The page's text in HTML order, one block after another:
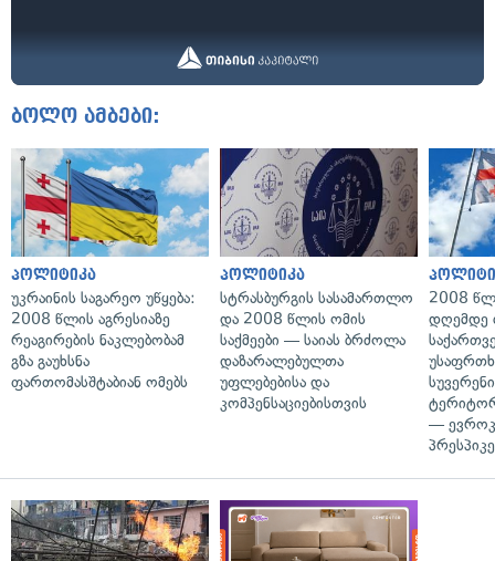
ბოლო ამბები:
პოლიტიკა
უკრაინის საგარეო უწყება:
2008 წლის აგრესიაზე
რეაგირების ნაკლებობამ
გზა გაუხსნა
ფართომასშტაბიან ომებს
პოლიტიკა
სტრასბურგის სასამართლო
და 2008 წლის ომის
საქმეები — საიას ბრძოლა
დაზარალებულთა
უფლებებისა და
კომპენსაციებისთვის
2008
დღემდე
—